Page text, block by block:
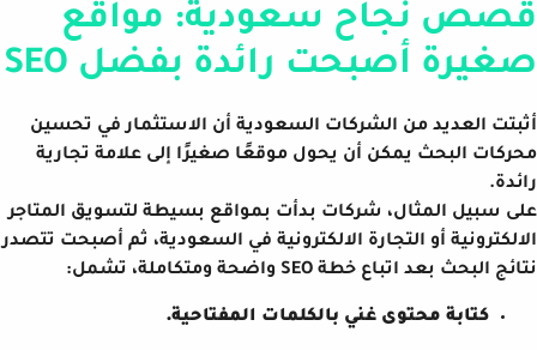
قصص نجاح سعودية: مواقع
صغيرة أصبحت رائدة بفضل SEO
أثبتت العديد من الشركات السعودية أن الاستثمار في تحسين
محركات البحث يمكن أن يحول موقعًا صغيرًا إلى علامة تجارية
رائدة.
على سبيل المثال، شركات بدأت بمواقع بسيطة لتسويق المتاجر
الالكترونية أو التجارة الالكترونية في السعودية، ثم أصبحت تتصدر
نتائج البحث بعد اتباع خطة SEO واضحة ومتكاملة، تشمل:
كتابة محتوى غني بالكلمات المفتاحية.